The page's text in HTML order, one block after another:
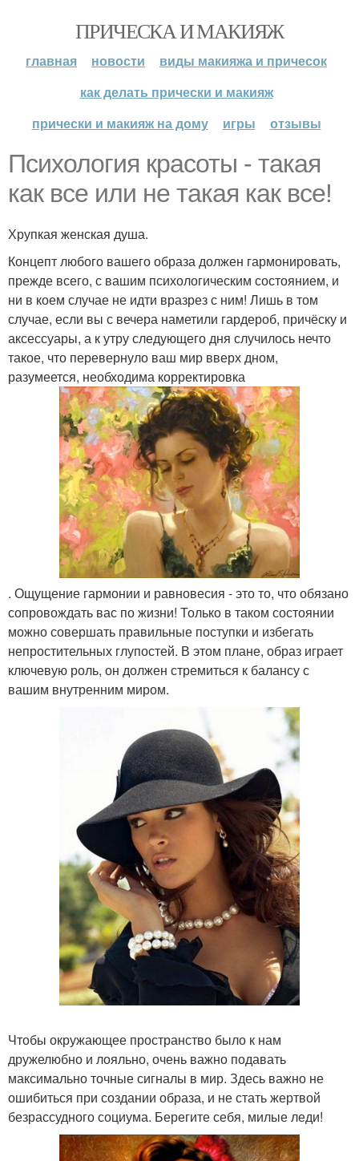
ПРИЧЕСКА И МАКИЯЖ
главная новости
виды макияжа и причесок
как делать прически и макияж
прически и макияж на дому
игры отзывы
Психология красоты - такая
как все или не такая как все!
Хрупкая женская душа.
Концепт любого вашего образа должен гармонировать,
прежде всего, с вашим психологическим состоянием, и
ни в коем случае не идти вразрез с ним! Лишь в том
случае, если вы с вечера наметили гардероб, причёску и
аксессуары, а к утру следующего дня случилось нечто
такое, что перевернуло ваш мир вверх дном,
разумеется, необходима корректировка
. Ощущение гармонии и равновесия - это то, что обязано
сопровождать вас по жизни! Только в таком состоянии
можно совершать правильные поступки и избегать
непростительных глупостей. В этом плане, образ играет
ключевую роль, он должен стремиться к балансу с
вашим внутренним миром.
Чтобы окружающее пространство было к нам
дружелюбно и лояльно, очень важно подавать
максимально точные сигналы в мир. Здесь важно не
ошибиться при создании образа, и не стать жертвой
безрассудного социума. Берегите себя, милые леди!